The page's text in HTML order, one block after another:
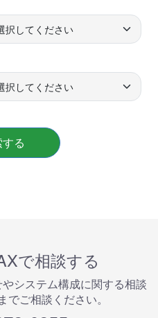
る
で相談する
システム構成に関する相談
ご相談ください。